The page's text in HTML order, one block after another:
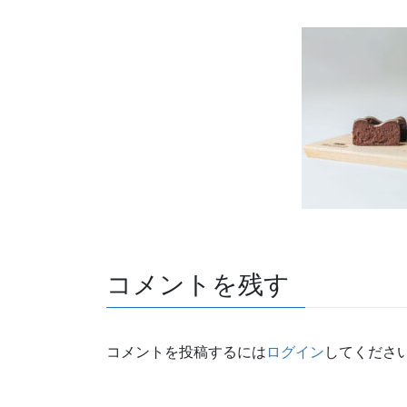
コメントを残す
コメントを投稿するには ログイン してくださ